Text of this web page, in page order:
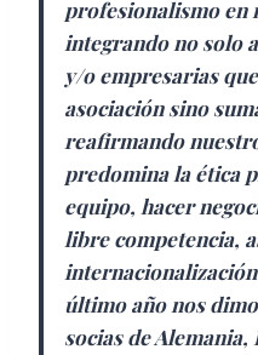
profesionalismo en
integrando no solo
y/o empresarias
asociación sino
reafirmando
predomina la ética
equipo, hacer
libre competencia,
último año nos
socias de